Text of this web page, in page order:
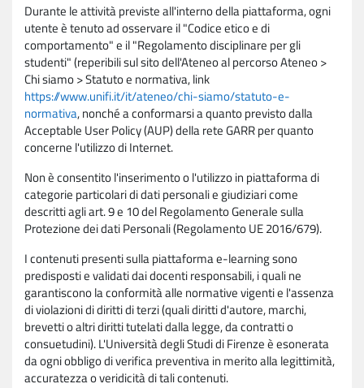
Durante le attività previste all'interno della piattaforma, ogni
utente è tenuto ad osservare il "Codice etico e di
comportamento" e il "Regolamento disciplinare per gli
studenti" (reperibili sul sito dell'Ateneo al percorso Ateneo >
Chi siamo > Statuto e normativa, link
https://www.unifi.it/it/ateneo/chi-siamo/statuto-e-
normativa, nonché a conformarsi a quanto previsto dalla
Acceptable User Policy (AUP) della rete GARR per quanto
concerne l'utilizzo di Internet.
Non è consentito l'inserimento o l'utilizzo in piattaforma di
categorie particolari di dati personali e giudiziari come
descritti agli art. 9 e 10 del Regolamento Generale sulla
Protezione dei dati Personali (Regolamento UE 2016/679).
I contenuti presenti sulla piattaforma e-learning sono
predisposti e validati dai docenti responsabili, i quali ne
garantiscono la conformità alle normative vigenti e l'assenza
di violazioni di diritti di terzi (quali diritti d'autore, marchi,
brevetti o altri diritti tutelati dalla legge, da contratti o
consuetudini). L'Università degli Studi di Firenze è esonerata
da ogni obbligo di verifica preventiva in merito alla legittimità,
accuratezza o veridicità di tali contenuti.